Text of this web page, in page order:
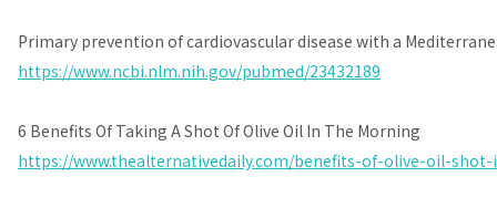
Primary prevention of cardiovascular disease with a
https://www.ncbi.nlm.nih.gov/pubmed/23432189
6 Benefits Of Taking A Shot Of Olive Oil In The Morning
https://www.thealternativedaily.com/benefits-of-olive-oil-